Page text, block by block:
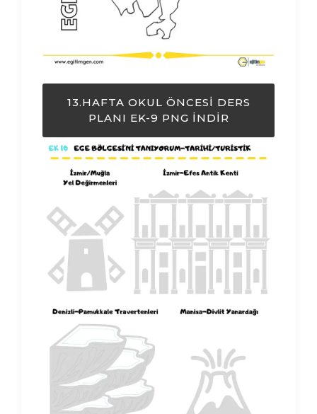
13.HAFTA OKUL ÖNCESI DERS
PLANI EK-9 PNG İNDIR